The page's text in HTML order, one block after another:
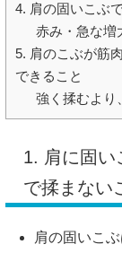
4. 肩の固いこぶ
赤み・急な増
5. 肩のこぶが筋
できること
強く揉むより
1. 肩に固い
で揉まない
肩の固いこ